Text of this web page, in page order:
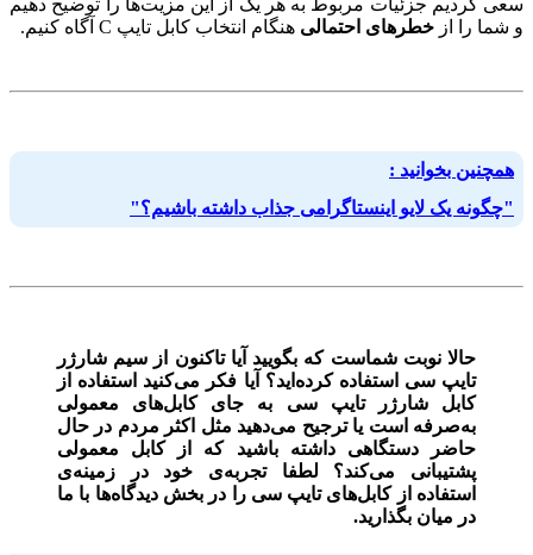
و شما را از خطرهای احتمالی هنگام انتخاب کابل تایپ C آگاه کنیم.
همچنین بخوانید :
"چگونه یک لایو اینستاگرامی جذاب داشته باشیم؟"
حالا نوبت شماست که بگویید آیا تاکنون از سیم شارژر
تایپ سی استفاده کرده‌اید؟ آیا فکر می‌کنید استفاده از
کابل شارژر تایپ سی به جای کابل‌های معمولی
به‌صرفه است یا ترجیح می‌دهید مثل اکثر مردم در حال
حاضر دستگاهی داشته باشید که از کابل معمولی
پشتیبانی می‌کند؟ لطفا تجربه‌ی خود در زمینه‌ی
استفاده از کابل‌های تایپ سی را در بخش دیدگاه‌ها با ما
در میان بگذارید.